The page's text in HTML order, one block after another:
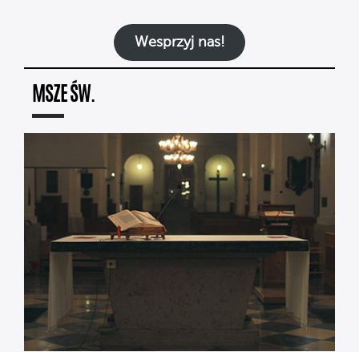
Wesprzyj nas!
MSZE ŚW.